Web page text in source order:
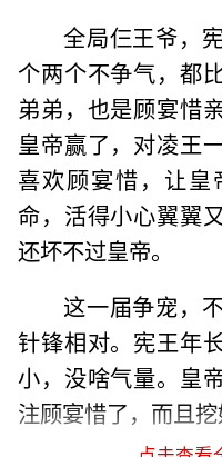
全局仨王爷，
个两个不争气，都
弟弟，也是顾宴惜
皇帝赢了，对凌王
喜欢顾宴惜，让
命，活得小心翼翼
还坏不过皇帝。
这一届争宠，
针锋相对。宪王年
小，没啥气量。皇
注顾宴惜了，而且挖